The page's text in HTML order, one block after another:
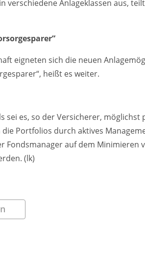
Anlageklassen aus,
eigneten sich die neuen
heißt es weiter.
es, so der Versicherer, möglichst
Portfolios durch aktives
Fondsmanager auf dem Minimieren
(lk)